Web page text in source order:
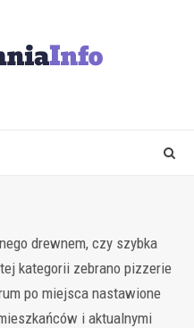
drewnem, czy szybka
kategorii zebrano pizzerie
po miejsca nastawione
i aktualnymi